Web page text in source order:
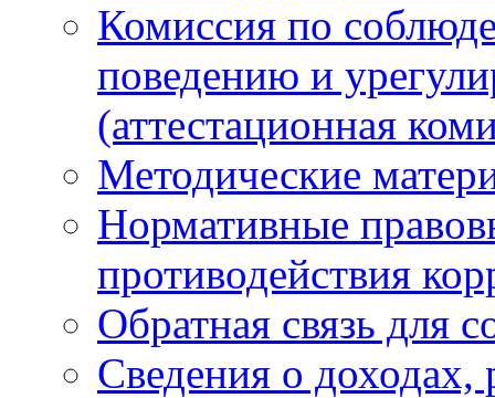
Комиссия по
поведению и
(аттестационная
Методические
Нормативные
противодействия
Обратная связь для
Сведения о доходах,